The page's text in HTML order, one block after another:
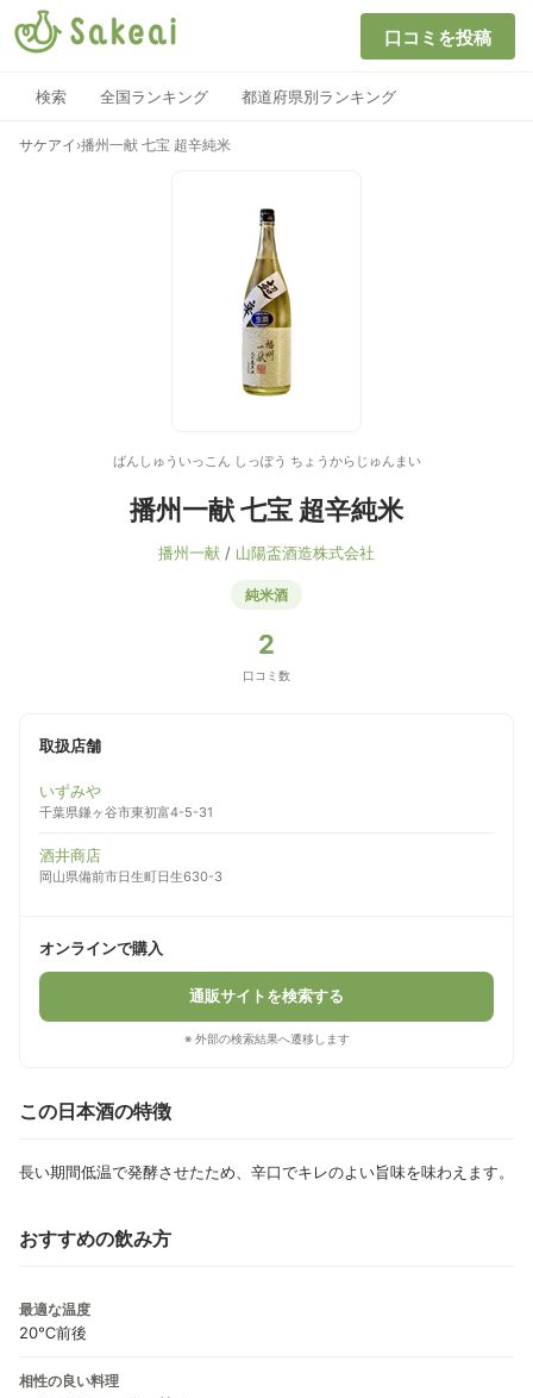
口コミを投稿
検索 全国ランキング 都道府県別ランキング
サケアイ ›播州一献 七宝 超辛純米
ばんしゅういっこん しっぽう ちょうからじゅんまい
播州一献 七宝 超辛純米
播州一献 / 山陽盃酒造株式会社
純米酒
2
口コミ数
取扱店舗
いずみや
千葉県鎌ヶ谷市東初富4-5-31
酒井商店
岡山県備前市日生町日生630-3
オンラインで購入
通販サイトを検索する
※ 外部の検索結果へ遷移します
この日本酒の特徴
長い期間低温で発酵させたため、辛口でキレのよい旨味を味わえます。
おすすめの飲み方
最適な温度
20℃前後
相性の良い料理